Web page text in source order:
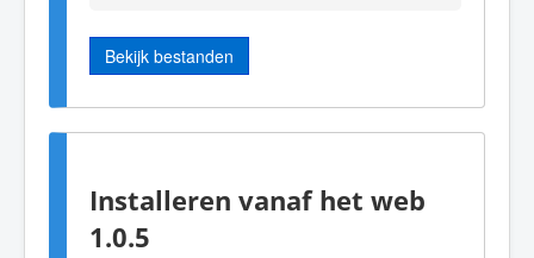
Bekijk bestanden
Installeren vanaf het web
1.0.5